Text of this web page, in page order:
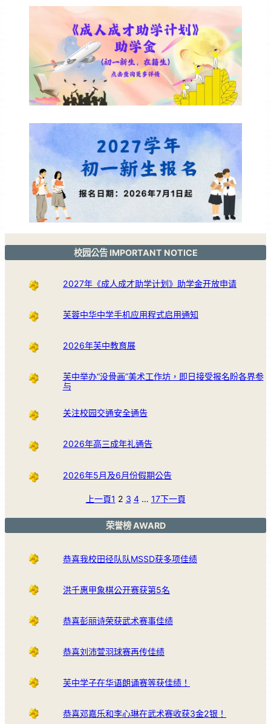
校园公告 IMPORTANT NOTICE
2027年《成人成才助学计划》助学金开放申请
芙蓉中华中学手机应用程式启用通知
2026年芙中教育展
芙中举办“没骨画”美术工作坊，即日接受报名盼各界参
与
关注校园交通安全通告
2026年高三成年礼通告
2026年5月及6月份假期公告
上一頁1 2 3 4 … 17下一頁
荣誉榜 AWARD
恭喜我校田径队队MSSD获多项佳绩
洪千惠甲象棋公开赛获第5名
恭喜彭丽诗荣获武术赛事佳绩
恭喜刘沛萱羽球赛再传佳绩
芙中学子在华语朗诵赛等获佳绩！
恭喜邓嘉乐和李心琳在武术赛收获3金2银！